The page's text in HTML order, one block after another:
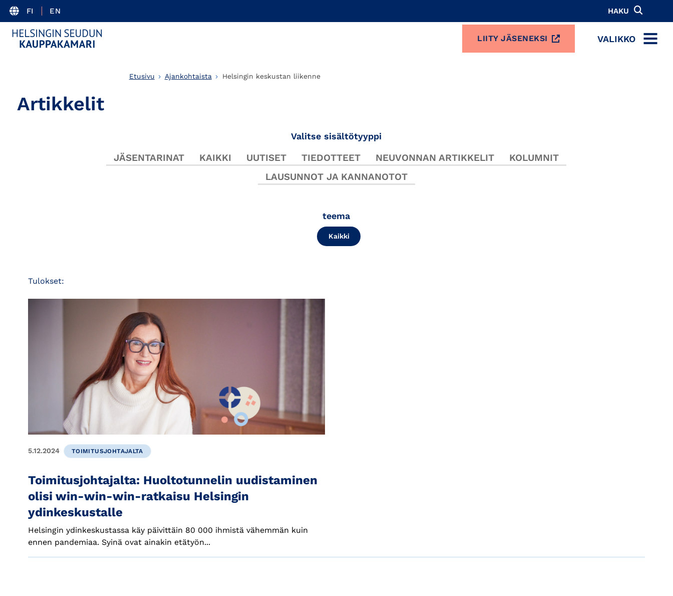
FI EN HAKU
LIITY JÄSENEKSI VALIKKO
MENU
Etusivu Ajankohtaista Helsingin keskustan liikenne
Artikkelit
Valitse sisältötyyppi
JÄSENTARINAT KAIKKI UUTISET TIEDOTTEET NEUVONNAN ARTIKKELIT
KOLUMNIT
LAUSUNNOT JA KANNANOTOT
teema
Kaikki
Tulokset:
5.12.2024 TOIMITUSJOHTAJALTA
Toimitusjohtajalta: Huoltotunnelin uudistaminen
olisi win-win-win-ratkaisu Helsingin
ydinkeskustalle
Helsingin ydinkeskustassa käy päivittäin 80 000 ihmistä vähemmän kuin
ennen pandemiaa. Syinä ovat ainakin etätyön...